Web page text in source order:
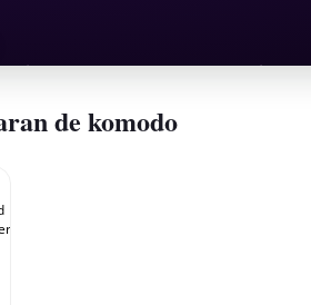
de komodo